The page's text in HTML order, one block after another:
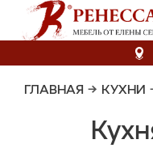
ГЛАВНАЯ → КУХНИ